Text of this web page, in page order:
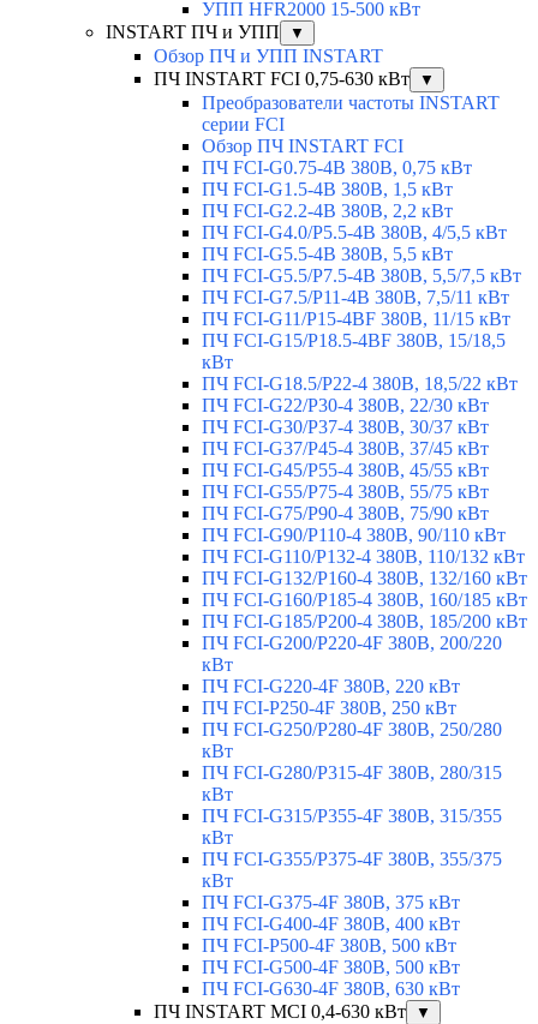
УПП HFR2000 15-500 кВт
INSTART ПЧ и УПП
▼
Обзор ПЧ и УПП INSTART
ПЧ INSTART FCI 0,75-630 кВт
▼
Преобразователи частоты INSTART
серии FCI
Обзор ПЧ INSTART FCI
ПЧ FCI-G0.75-4B 380В, 0,75 кВт
ПЧ FCI-G1.5-4B 380В, 1,5 кВт
ПЧ FCI-G2.2-4B 380В, 2,2 кВт
ПЧ FCI-G4.0/P5.5-4B 380В, 4/5,5 кВт
ПЧ FCI-G5.5-4B 380В, 5,5 кВт
ПЧ FCI-G5.5/P7.5-4B 380В, 5,5/7,5 кВт
ПЧ FCI-G7.5/P11-4B 380В, 7,5/11 кВт
ПЧ FCI-G11/P15-4BF 380В, 11/15 кВт
ПЧ FCI-G15/P18.5-4BF 380В, 15/18,5
кВт
ПЧ FCI-G18.5/P22-4 380В, 18,5/22 кВт
ПЧ FCI-G22/P30-4 380В, 22/30 кВт
ПЧ FCI-G30/P37-4 380В, 30/37 кВт
ПЧ FCI-G37/P45-4 380В, 37/45 кВт
ПЧ FCI-G45/P55-4 380В, 45/55 кВт
ПЧ FCI-G55/P75-4 380В, 55/75 кВт
ПЧ FCI-G75/P90-4 380В, 75/90 кВт
ПЧ FCI-G90/P110-4 380В, 90/110 кВт
ПЧ FCI-G110/P132-4 380В, 110/132 кВт
ПЧ FCI-G132/P160-4 380В, 132/160 кВт
ПЧ FCI-G160/P185-4 380В, 160/185 кВт
ПЧ FCI-G185/P200-4 380В, 185/200 кВт
ПЧ FCI-G200/P220-4F 380В, 200/220
кВт
ПЧ FCI-G220-4F 380В, 220 кВт
ПЧ FCI-P250-4F 380В, 250 кВт
ПЧ FCI-G250/P280-4F 380В, 250/280
кВт
ПЧ FCI-G280/P315-4F 380В, 280/315
кВт
ПЧ FCI-G315/P355-4F 380В, 315/355
кВт
ПЧ FCI-G355/P375-4F 380В, 355/375
кВт
ПЧ FCI-G375-4F 380В, 375 кВт
ПЧ FCI-G400-4F 380В, 400 кВт
ПЧ FCI-P500-4F 380В, 500 кВт
ПЧ FCI-G500-4F 380В, 500 кВт
ПЧ FCI-G630-4F 380В, 630 кВт
ПЧ INSTART MCI 0,4-630 кВт
▼